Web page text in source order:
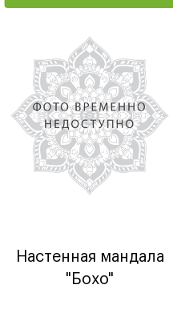
Настенная мандала
"Бохо"